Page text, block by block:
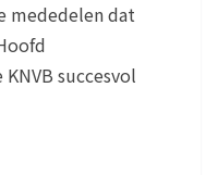
mededelen dat
succesvol